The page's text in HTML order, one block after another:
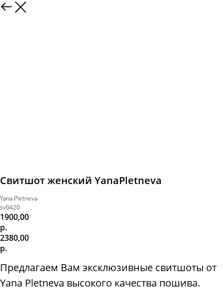
Свитшот женский YanaPletneva
Yana Pletneva
sv0420
1900,00
р.
2380,00
р.
Предлагаем Вам эксклюзивные свитшоты от
Yana Pletneva высокого качества пошива.